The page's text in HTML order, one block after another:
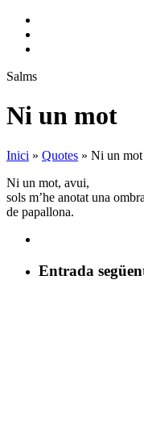
Salms
Ni un mot
Inici » Quotes » Ni un mot
Ni un mot, avui,
sols m’he anotat una ombra
de papallona.
Entrada